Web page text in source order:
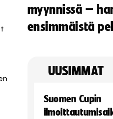
myynnissä –
ensimmäistä
UUSIMMAT
Suomen Cupin